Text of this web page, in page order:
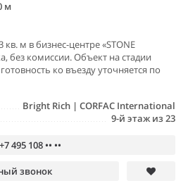
м
м в бизнес-центре «STONE
без комиссии. Объект на стадии
ко въезду уточняется по
Bright Rich | CORFAC International
9-й этаж из 23
+7 495 108 •• ••
звонок